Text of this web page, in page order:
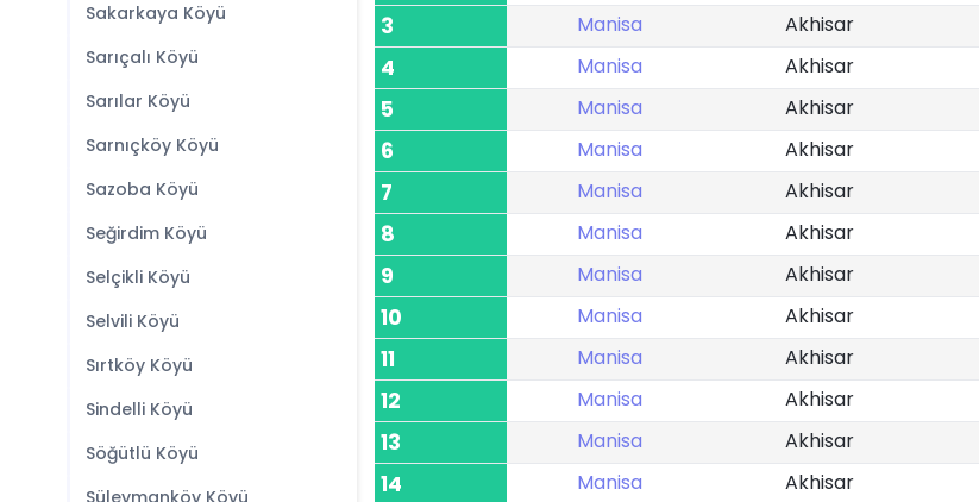
Sakarkaya Köyü
Sarıçalı Köyü
Sarılar Köyü
Sarnıçköy Köyü
Sazoba Köyü
Seğirdim Köyü
Selçikli Köyü
Selvili Köyü
Sırtköy Köyü
Sindelli Köyü
Söğütlü Köyü
Süleymanköy Köyü
3 Manisa Akhisar
4 Manisa Akhisar
5 Manisa Akhisar
6 Manisa Akhisar
7 Manisa Akhisar
8 Manisa Akhisar
9 Manisa Akhisar
10 Manisa Akhisar
11 Manisa Akhisar
12 Manisa Akhisar
13 Manisa Akhisar
14 Manisa Akhisar